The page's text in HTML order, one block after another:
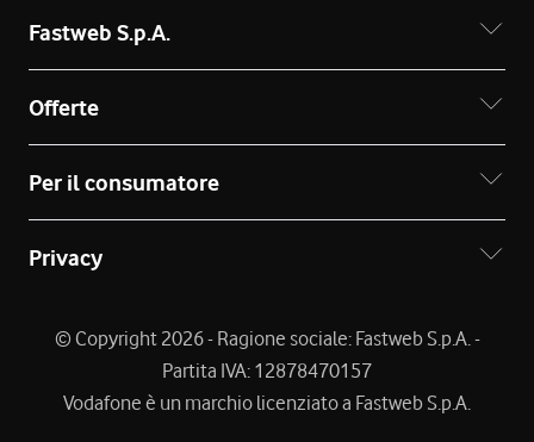
Fastweb S.p.A.
Offerte
Per il consumatore
Privacy
© Copyright 2026 - Ragione sociale: Fastweb S.p.A. -
Partita IVA: 12878470157
Vodafone è un marchio licenziato a Fastweb S.p.A.